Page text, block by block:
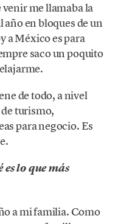
me llamaba la
año en bloques de un
a México es para
saco un poquito
de todo, a nivel
turismo,
para negocio. Es
es lo que más
a mi familia. Como